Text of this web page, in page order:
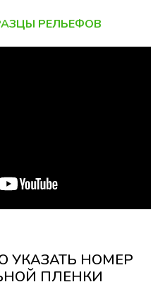
РЕЛЬЕФОВ
УКАЗАТЬ НОМЕР
ПЛЕНКИ